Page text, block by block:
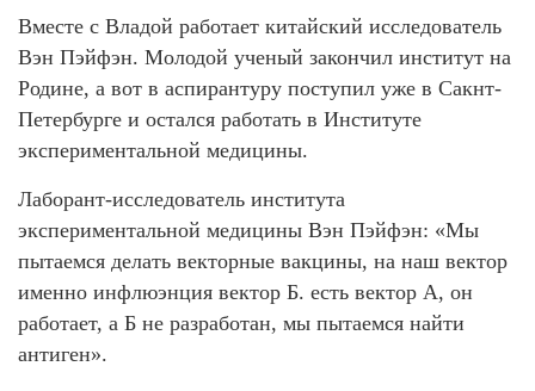
Вместе с Владой работает китайский исследователь
Вэн Пэйфэн. Молодой ученый закончил институт на
Родине, а вот в аспирантуру поступил уже в Сакнт-
Петербурге и остался работать в Институте
экспериментальной медицины.
Лаборант-исследователь института
экспериментальной медицины Вэн Пэйфэн: «Мы
пытаемся делать векторные вакцины, на наш вектор
именно инфлюэнция вектор Б. есть вектор А, он
работает, а Б не разработан, мы пытаемся найти
антиген».